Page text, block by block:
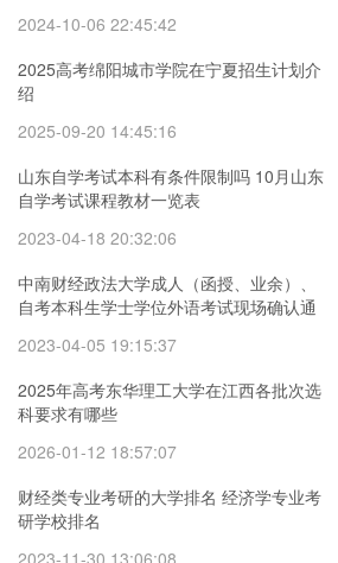
2024-10-06 22:45:42
2025高考绵阳城市学院在宁夏招生计划介
绍
2025-09-20 14:45:16
山东自学考试本科有条件限制吗 10月山东
自学考试课程教材一览表
2023-04-18 20:32:06
中南财经政法大学成人（函授、业余）、
自考本科生学士学位外语考试现场确认通
业汇总表
2023-04-05 19:15:37
2025年高考东华理工大学在江西各批次选
科要求有哪些
2026-01-12 18:57:07
财经类专业考研的大学排名 经济学专业考
研学校排名